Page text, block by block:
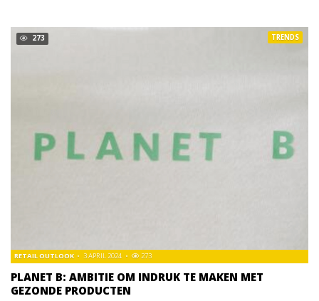
273
PLANET B: AMBITIE OM INDRUK TE MAKEN MET
GEZONDE PRODUCTEN
RETAIL OUTLOOK 3 APRIL 2024 273
TRENDS